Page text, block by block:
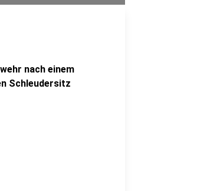
nach einem
Schleudersitz